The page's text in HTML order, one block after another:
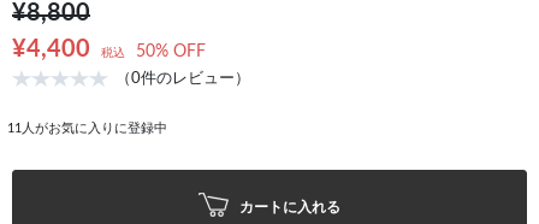
¥8,800
¥4,400
税込 50% OFF
（0件のレビュー）
11 人がお気に入りに登録中
カートに入れる